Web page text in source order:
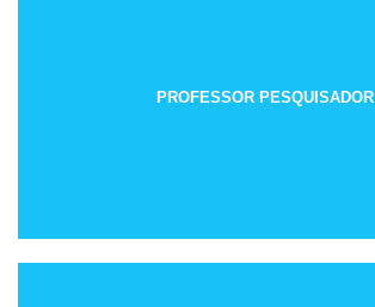
PROFESSOR PESQUISADOR